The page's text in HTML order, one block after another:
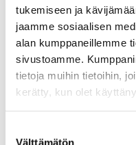
tukemiseen ja
jaamme sosiaalisen
alan kumppaneillemme
sivustoamme.
tietoja muihin tietoihin,
kerätty, kun olet
Välttämätön
Valmistaja
Käyttölämpötila
IP-luokka
Uros/Naaras